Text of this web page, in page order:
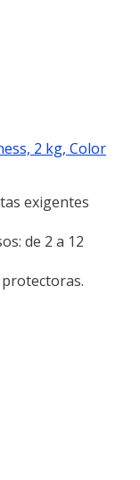
2 kg, Color
exigentes
de 2 a 12